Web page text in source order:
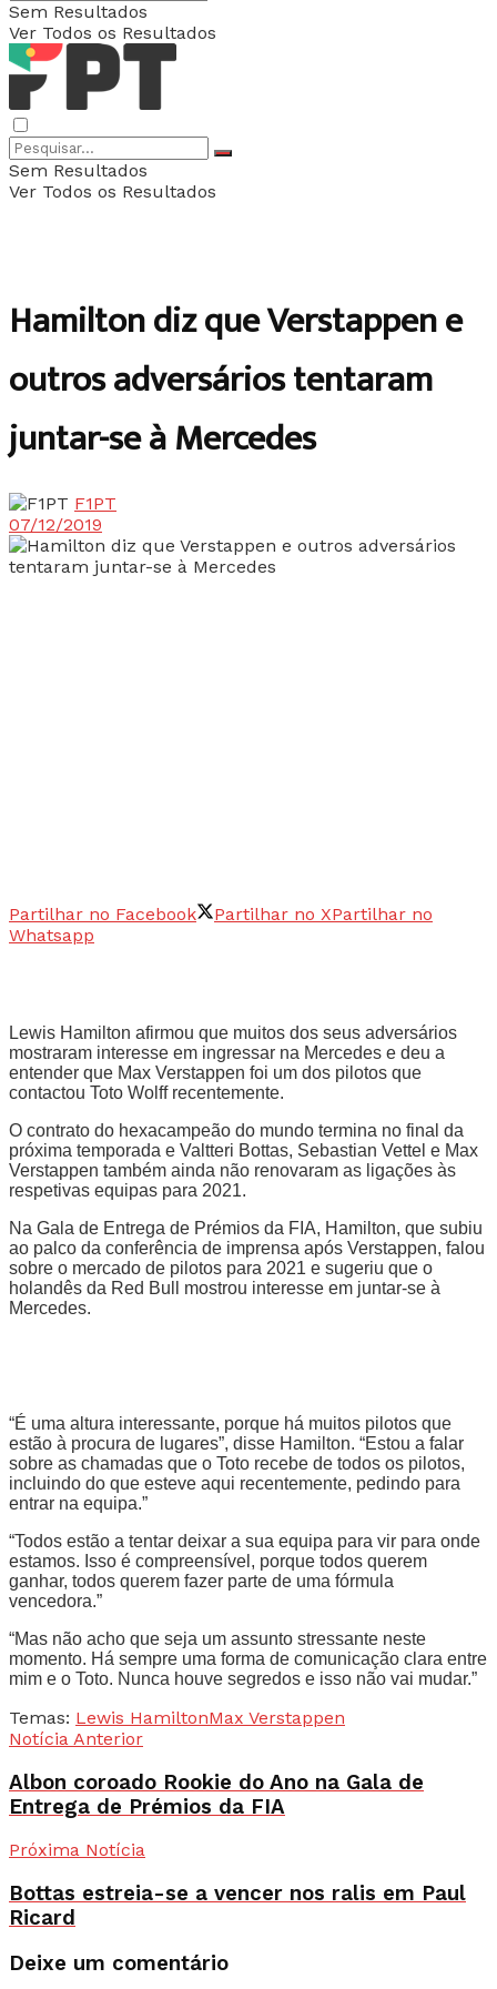
Sem Resultados
Ver Todos os Resultados
Sem Resultados
Ver Todos os Resultados
Hamilton diz que Verstappen e
outros adversários tentaram
juntar-se à Mercedes
F1PT
07/12/2019
Partilhar no Facebook Partilhar no XPartilhar no
Whatsapp
Lewis Hamilton afirmou que muitos dos seus adversários
mostraram interesse em ingressar na Mercedes e deu a
entender que Max Verstappen foi um dos pilotos que
contactou Toto Wolff recentemente.
O contrato do hexacampeão do mundo termina no final da
próxima temporada e Valtteri Bottas, Sebastian Vettel e Max
Verstappen também ainda não renovaram as ligações às
respetivas equipas para 2021.
Na Gala de Entrega de Prémios da FIA, Hamilton, que subiu
ao palco da conferência de imprensa após Verstappen, falou
sobre o mercado de pilotos para 2021 e sugeriu que o
holandês da Red Bull mostrou interesse em juntar-se à
Mercedes.
“É uma altura interessante, porque há muitos pilotos que
estão à procura de lugares”, disse Hamilton. “Estou a falar
sobre as chamadas que o Toto recebe de todos os pilotos,
incluindo do que esteve aqui recentemente, pedindo para
entrar na equipa.”
“Todos estão a tentar deixar a sua equipa para vir para onde
estamos. Isso é compreensível, porque todos querem
ganhar, todos querem fazer parte de uma fórmula
vencedora.”
“Mas não acho que seja um assunto stressante neste
momento. Há sempre uma forma de comunicação clara entre
mim e o Toto. Nunca houve segredos e isso não vai mudar.”
Temas: Lewis HamiltonMax Verstappen
Notícia Anterior
Albon coroado Rookie do Ano na Gala de
Entrega de Prémios da FIA
Próxima Notícia
Bottas estreia-se a vencer nos ralis em Paul
Ricard
Deixe um comentário